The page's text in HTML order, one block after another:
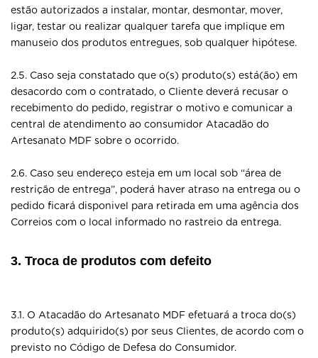
estão autorizados a instalar, montar, desmontar, mover,
ligar, testar ou realizar qualquer tarefa que implique em
manuseio dos produtos entregues, sob qualquer hipótese.
2.5. Caso seja constatado que o(s) produto(s) está(ão) em
desacordo com o contratado, o Cliente deverá recusar o
recebimento do pedido, registrar o motivo e comunicar a
central de atendimento ao consumidor Atacadão do
Artesanato MDF sobre o ocorrido.
2.6. Caso seu endereço esteja em um local sob “área de
restrição de entrega”, poderá haver atraso na entrega ou o
pedido ficará disponivel para retirada em uma agência dos
Correios com o local informado no rastreio da entrega.
3. Troca de produtos com defeito
3.1. O Atacadão do Artesanato MDF efetuará a troca do(s)
produto(s) adquirido(s) por seus Clientes, de acordo com o
previsto no Código de Defesa do Consumidor.